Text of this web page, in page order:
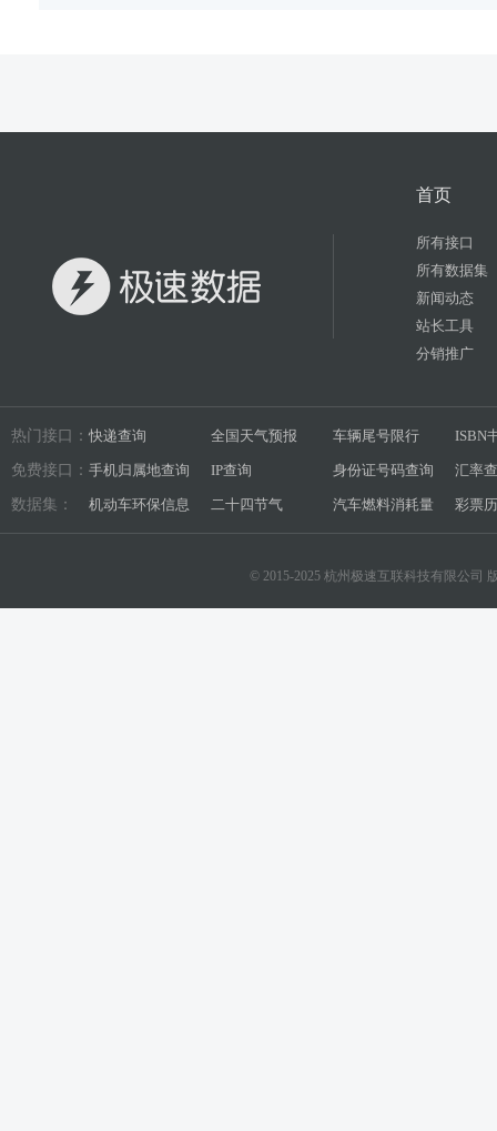
首页
所有接口
所有数据集
新闻动态
站长工具
分销推广
热门接口： 快递查询 全国天气预报 车辆尾号限行 ISBN
免费接口： 手机归属地查询 IP查询 身份证号码查询 汇率
数据集： 机动车环保信息 二十四节气 汽车燃料消耗量 彩票
© 2015-2025 杭州极速互联科技有限公司